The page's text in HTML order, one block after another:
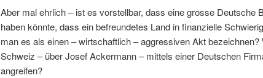
Aber mal ehrlich – ist es vorstellbar, dass eine grosse Deutsche
haben könnte, dass ein befreundetes Land in finanzielle
man es als einen – wirtschaftlich – aggressiven Akt bezeichnen?
Schweiz – über Josef Ackermann – mittels einer Deutschen
angreifen?